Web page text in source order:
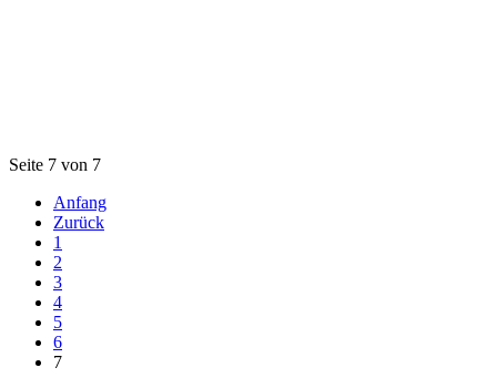
Seite 7 von 7
Anfang
Zurück
1
2
3
4
5
6
7